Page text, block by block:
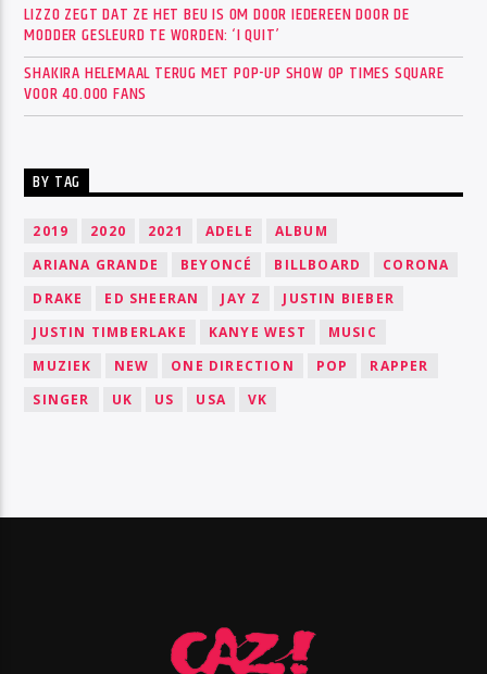
LIZZO ZEGT DAT ZE HET BEU IS OM DOOR IEDEREEN DOOR DE
MODDER GESLEURD TE WORDEN: ‘I QUIT’
SHAKIRA HELEMAAL TERUG MET POP-UP SHOW OP TIMES SQUARE
VOOR 40.000 FANS
BY TAG
2019 2020 2021 ADELE
ALBUM
ARIANA GRANDE
BEYONCÉ BILLBOARD
CORONA
DRAKE
ED SHEERAN JAY Z
JUSTIN BIEBER
JUSTIN TIMBERLAKE
KANYE WEST
MUSIC
MUZIEK
NEW ONE DIRECTION POP
RAPPER
SINGER
UK US USA VK